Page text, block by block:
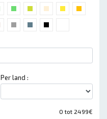
Per land :
0 tot 2499€